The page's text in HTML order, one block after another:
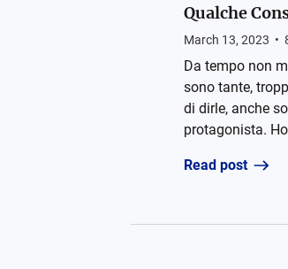
Qualche
March 13, 2023 •
Da tempo non
sono tante,
di dirle, anche
protagonista.
Read post